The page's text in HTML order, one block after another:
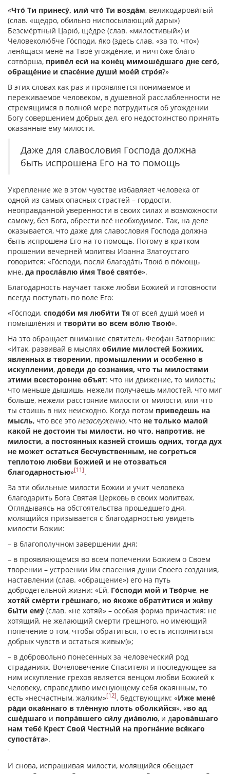
«Что́ Ти принесу́, или́ что́ Ти возда́м, великодарови́тый
(слав. «щедро, обильно ниспосылающий дары»)
Безсме́ртный Царю́, ще́дре (слав. «милостивый») и
Человеколю́бче Го́споди, я́ко (здесь слав. «за то, что»)
леня́щася мене́ на Твое́ угожде́ние, и ничто́же бла́го
сотво́рша, приве́л еси́ на коне́ц мимоше́дшаго дне сего́,
обраще́ние и спасе́ние души́ мое́й стро́я?»
В этих словах как раз и проявляется понимаемое и
переживаемое человеком, в душевной расслабленности не
стремящимся в полной мере потрудиться об угождении
Богу совершением добрых дел, его недостоинство принять
оказанные ему милости.
Даже для славословия Господа должна
быть испрошена Его на то помощь
Укрепление же в этом чувстве избавляет человека от
одной из самых опасных страстей – гордости,
неоправданной уверенности в своих силах и возможности
самому, без Бога, обрести всё необходимое. Так, на деле
оказывается, что даже для славословия Господа должна
быть испрошена Его на то помощь. Потому в кратком
прошении вечерней молитвы Иоанна Златоустаго
говорится: «Го́споди, посли́ благода́ть Твою́ в по́мощь
мне, да просла́влю и́мя Твое́ свято́е».
Благодарность научает также любви Божией и готовности
всегда поступать по воле Его:
«Го́споди, сподо́би мя люби́ти Тя от всея́ души́ моея́ и
помышле́ния и твори́ти во всем во́лю Твою́».
На это обращает внимание святитель Феофан Затворник:
«Итак, развивай в мыслях обилие милостей Божиих,
явленных в творении, промышлении и особенно в
искуплении, доведи до сознания, что ты милостями
этими всесторонне объят: что ни движение, то милость;
что меньше дышишь, нежели получаешь милостей, что миг
больше, нежели расстояние милости от милости, или что
ты стоишь в них неисходно. Когда потом приведешь на
мысль, что все это незаслуженно, что не только малой
какой не достоин ты милости, но что, напротив, не
милости, а постоянных казней стоишь одних, тогда дух
не может остаться бесчувственным, не согреться
теплотою любви Божией и не отозваться
благодарностью»[11].
За эти обильные милости Божии и учит человека
благодарить Бога Святая Церковь в своих молитвах.
Оглядываясь на обстоятельства прошедшего дня,
молящийся призывается с благодарностью увидеть
милости Божии:
– в благополучном завершении дня;
– в проявляющемся во всем попечении Божием о Своем
творении – устроении Им спасения души Своего создания,
наставлении (слав. «обращение») его на путь
добродетельной жизни: «Ей, Го́споди мой и Тво́рче, не
хотя́й сме́рти гре́шнаго, но я́коже обрати́тися и жи́ву
бы́ти ему́ (слав. «не хотяй» – особая форма причастия: не
хотящий, не желающий смерти грешного, но имеющий
попечение о том, чтобы обратиться, то есть исполниться
добрых чувств и остаться живым)»;
– в добровольно понесенных за человеческий род
страданиях. Вочеловечение Спасителя и последующее за
ним искупление грехов является венцом любви Божией к
человеку, справедливо именующему себя окаянным, то
есть «несчастным, жалким»[12], бедствующим: «И́же мене́
ра́ди окая́ннаго в тле́нную плоть оболки́йся», «во ад
сше́дшаго и попра́вшего си́лу диа́волю, и дарова́вшаго
нам тебе́ Крест Свой Честны́й на прогна́ние вся́каго
супоста́та».
И снова, испрашивая милости, молящийся обещает